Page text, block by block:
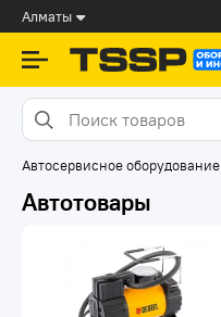
Алматы
Автосервисное оборудование
Автотовары